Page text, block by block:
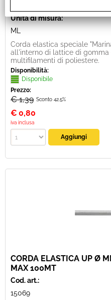
Unità di misura:
ML
Corda elastica speciale
all'interno di lattice di
multifilamenti di poliestere.
Disponibilità:
Disponibile
Prezzo:
€ 1,39 Sconto 42.5%
€ 0,80
iva inclusa
CORDA ELASTICA UP Ø
MAX 100MT
Cod. art.:
15069